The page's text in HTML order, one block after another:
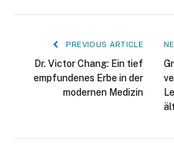
PREVIOUS ARTICLE
Dr. Victor Chang: Ein tief
empfundenes Erbe in der
modernen Medizin